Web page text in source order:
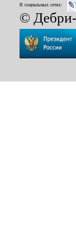
В социальных сетях:
©